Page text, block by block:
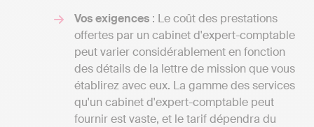
Vos exigences : Le coût des prestations
offertes par un cabinet d'expert-comptable
peut varier considérablement en fonction
des détails de la lettre de mission que vous
établirez avec eux. La gamme des services
qu'un cabinet d'expert-comptable peut
fournir est vaste, et le tarif dépendra du